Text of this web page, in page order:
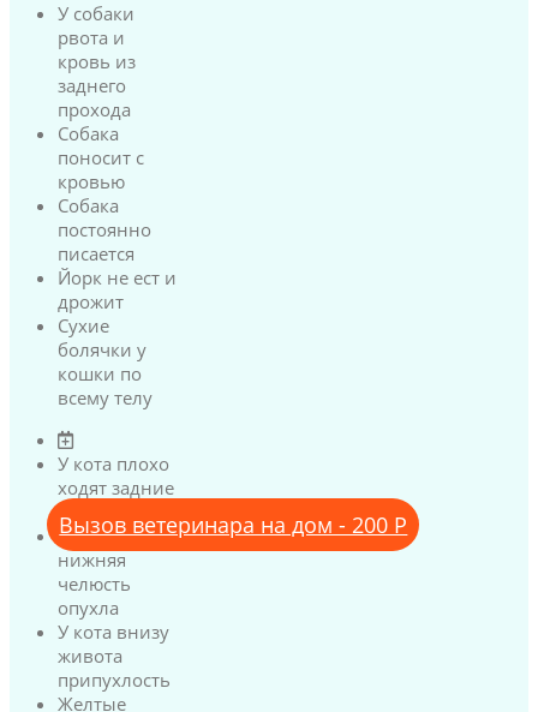
Вызов ветеринара на дом - 200 Р
У собаки
рвота и
кровь из
заднего
прохода
Собака
поносит с
кровью
Собака
постоянно
писается
Йорк не ест и
дрожит
Сухие
болячки у
кошки по
всему телу
У кота плохо
ходят задние
лапы
У кота
нижняя
челюсть
опухла
У кота внизу
живота
припухлость
Желтые